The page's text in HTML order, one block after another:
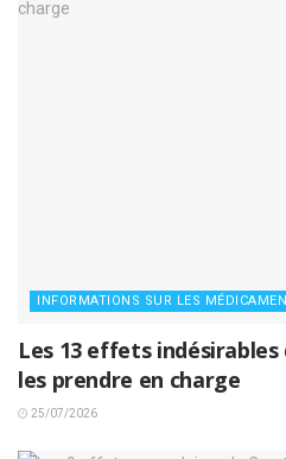
INFORMATIONS SUR LES
Les 13 effets
les prendre en charge
25/07/2026